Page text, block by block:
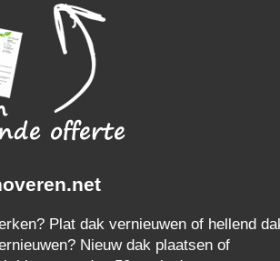
Plat dak vernieuwen of hellend
Nieuw dak plaatsen of